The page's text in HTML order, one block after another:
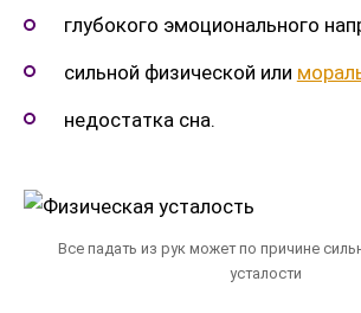
глубокого эмоционального
сильной физической или
недостатка сна.
Все падать из рук может по причине
усталости